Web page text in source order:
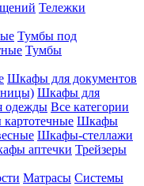
Тележки
Тумбы под
Тумбы
Шкафы для документов
Шкафы для
одежды Все категории
Шкафы
Шкафы-стеллажи
аптечки Трейзеры
Матрасы Системы